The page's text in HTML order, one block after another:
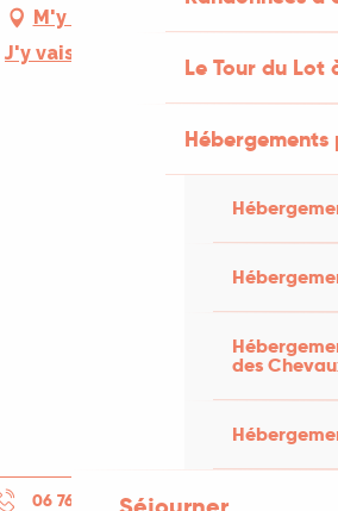
Le Tour du Lot
des
M'y rendre
J'y vais en train !
06 76 30 18▒▒